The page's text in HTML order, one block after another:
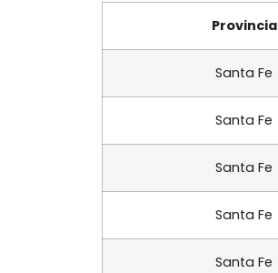
Provincia
Santa Fe
Santa Fe
Santa Fe
Santa Fe
Santa Fe